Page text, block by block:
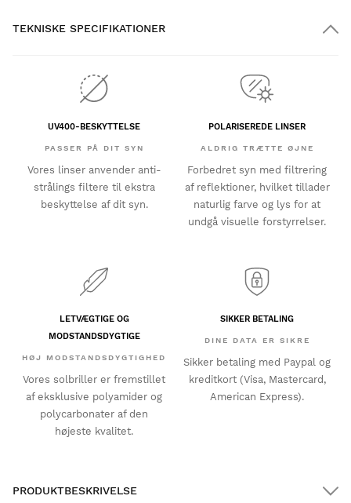
TEKNISKE SPECIFIKATIONER
UV400-BESKYTTELSE
PASSER PÅ DIT SYN
Vores linser anvender anti-
strålings filtere til ekstra
beskyttelse af dit syn.
POLARISEREDE LINSER
ALDRIG TRÆTTE ØJNE
Forbedret syn med filtrering
af reflektioner, hvilket tillader
naturlig farve og lys for at
undgå visuelle forstyrrelser.
LETVÆGTIGE OG
MODSTANDSDYGTIGE
HØJ MODSTANDSDYGTIGHED
Vores solbriller er fremstillet
af eksklusive polyamider og
polycarbonater af den
højeste kvalitet.
SIKKER BETALING
DINE DATA ER SIKRE
Sikker betaling med Paypal og
kreditkort (Visa, Mastercard,
American Express).
PRODUKTBESKRIVELSE